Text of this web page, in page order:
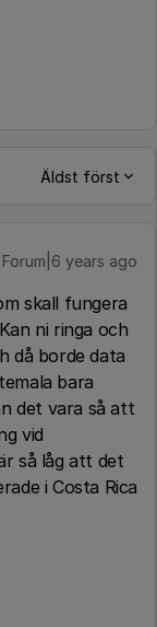
Äldst först
years ago
skall fungera
ni ringa och
då borde data
bara
det vara så att
vid
så låg att det
i Costa Rica